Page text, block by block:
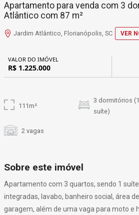
Apartamento para venda com 3
Atlântico com 87 m²
Jardim Atlântico, Florianópolis, SC VER
VALOR DO IMÓVEL
R$ 1.225.000
111m²
3 dormitórios (1
suíte)
2 vagas
Sobre este imóvel
Apartamento com 3 quartos, sendo 1
integradas, lavabo, banheiro social, área
garagem, além de uma vaga para moto e